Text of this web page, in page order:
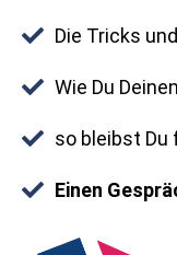
Die Tricks
Wie Du
so bleibst Du
Einen